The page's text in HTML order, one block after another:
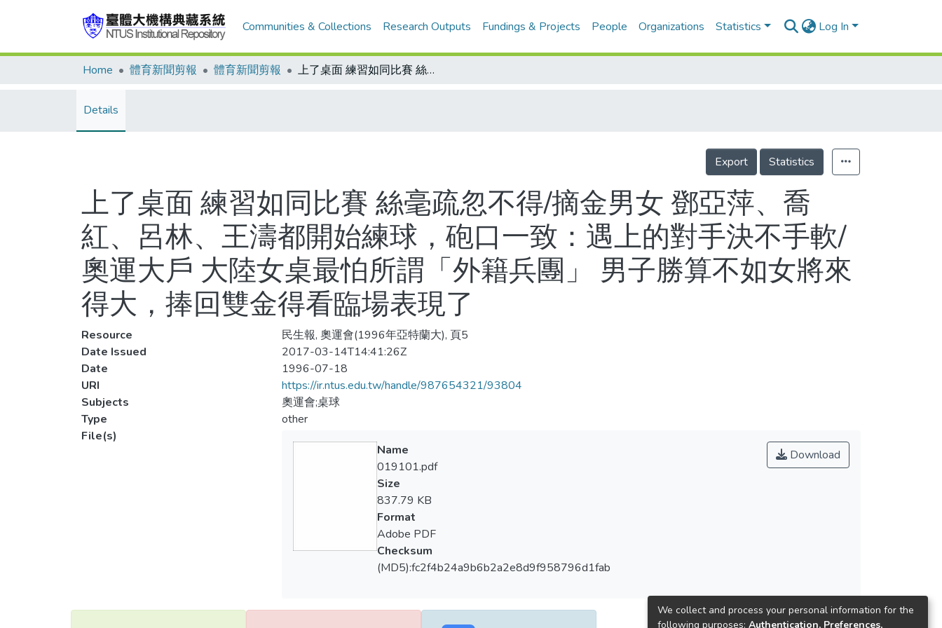
Communities & Collections Research Outputs Fundings & Projects People Organizations Statistics Log In
Home 體育新聞剪報 體育新聞剪報 上了桌面 練習如同比賽 絲毫疏忽不得/摘金男女 鄧亞萍、喬紅、呂林、王濤都開始練球，砲口一致：遇上的對手決不手軟/奧運大戶 大陸女桌最怕所謂「外籍兵團」 男子勝算不如女將來得大，捧回雙金得看臨場表現了
Details
Export Statistics
上了桌面 練習如同比賽 絲毫疏忽不得/摘金男女 鄧亞萍、喬
紅、呂林、王濤都開始練球，砲口一致：遇上的對手決不手軟/
奧運大戶 大陸女桌最怕所謂「外籍兵團」 男子勝算不如女將來
得大，捧回雙金得看臨場表現了
Resource
民生報, 奧運會(1996年亞特蘭大), 頁5
Date Issued
2017-03-14T14:41:26Z
Date
1996-07-18
URI
https://ir.ntus.edu.tw/handle/987654321/93804
Subjects
奧運會;桌球
Type
other
File(s)
Download
Name
019101.pdf
Size
837.79 KB
Format
Adobe PDF
Checksum
(MD5):fc2f4b24a9b6b2a2e8d9f958796d1fab
We collect and process your personal information for the
following purposes: Authentication, Preferences,